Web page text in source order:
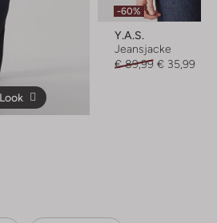
-60%
Y.a.s.
Jeansjacke
€ 89,99 € 35,99